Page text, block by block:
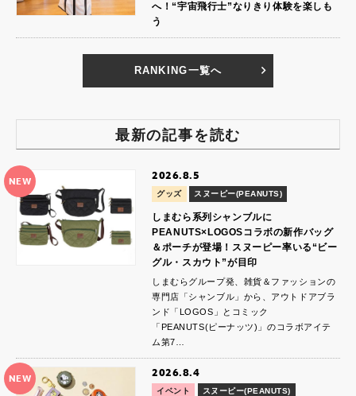
へ！“宇宙飛行士”なりきり体験を楽しも
う
RANKING一覧へ
最新の記事を読む
NEW 2026.8.5
グッズ スヌーピー(PEANUTS)
しまむら系列シャンブルに
PEANUTS×LOGOSコラボの新作バッグ
＆ポーチが登場！スヌーピー率いる“ビー
グル・スカウト”が目印
しまむらグループ発、雑貨＆ファッションの
専門店「シャンブル」から、アウトドアブラ
ンド「LOGOS」とコミック
「PEANUTS(ピーナッツ)」のコラボアイテ
ム第7…
NEW 2026.8.4
イベント スヌーピー(PEANUTS)